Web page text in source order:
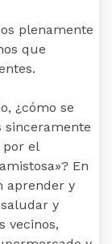
plenamente
que
¿cómo se
sinceramente
el
En
aprender y
y
vecinos,